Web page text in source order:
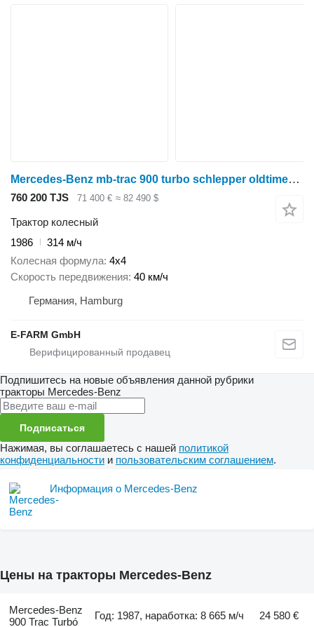
Mercedes-Benz mb-trac 900 turbo schlepper oldtimer traktor
760 200 TJS 71 400 € ≈ 82 490 $
Трактор колесный
1986
314 м/ч
Колесная формула 4x4
Скорость передвижения 40 км/ч
Германия, Hamburg
E-FARM GmbH
Подпишитесь на новые объявления данной рубрики
тракторы Mercedes-Benz
Подписаться
Нажимая, вы соглашаетесь с нашей политикой
конфиденциальности и пользовательским соглашением.
Информация о Mercedes-Benz
Цены на тракторы Mercedes-Benz
Mercedes-Benz
900 Trac Turbó
Год: 1987, наработка: 8 665 м/ч 24 580 €